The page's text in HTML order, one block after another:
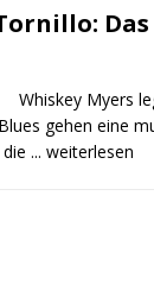
Whiskey Myers
gehen eine
... weiterlesen